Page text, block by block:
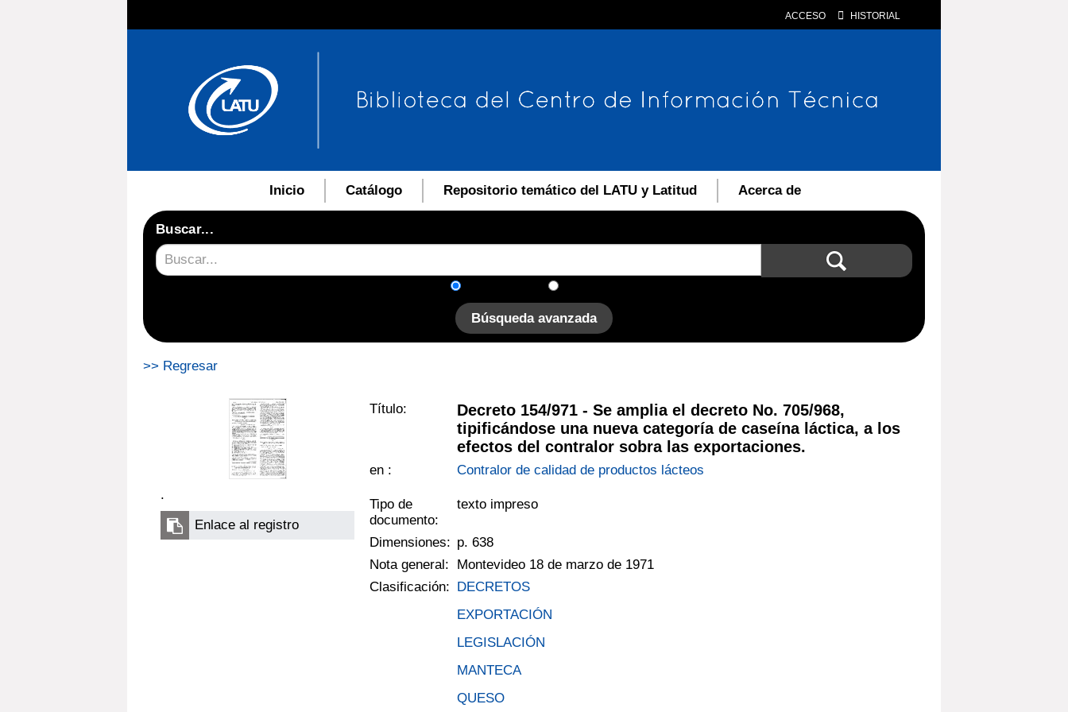
ACCESO HISTORIAL
Inicio Catálogo Repositorio temático del LATU y Latitud Acerca de
Buscar...
Búsqueda avanzada
>> Regresar
.
Enlace al registro
Título:
Decreto 154/971 - Se amplia el decreto No. 705/968,
tipificándose una nueva categoría de caseína láctica, a los
efectos del contralor sobra las exportaciones.
en : Contralor de calidad de productos lácteos
Tipo de
documento:
texto impreso
Dimensiones: p. 638
Nota general:
Montevideo 18 de marzo de 1971
Clasificación: DECRETOS
EXPORTACIÓN
LEGISLACIÓN
MANTECA
QUESO